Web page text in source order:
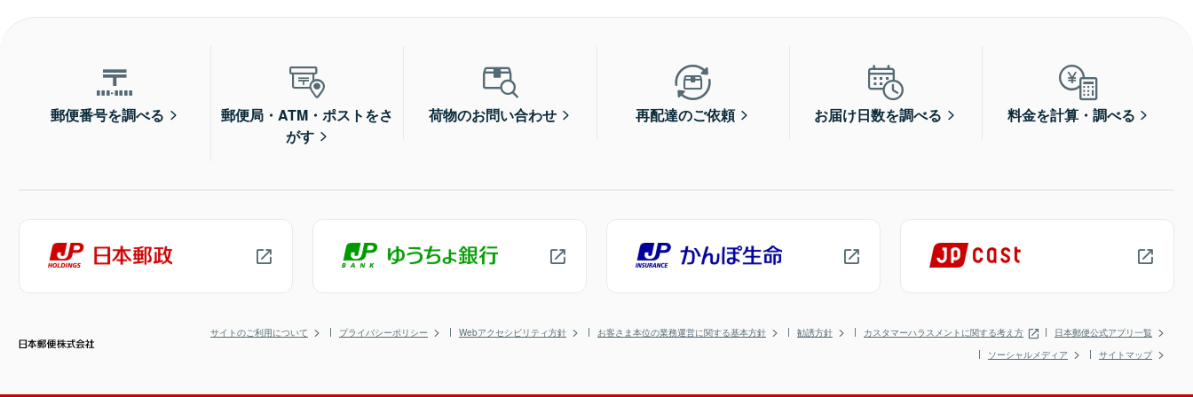
郵便番号を調べる
郵便局・ATM・ポストをさ
がす
荷物のお問い合わせ 再配達のご依頼 お届け日数を調べる 料金を計算・調べる
サイトのご利用について プライバシーポリシー Webアクセシビリティ方針 お客さま本位の業務運営に関する基本方針 勧誘方針 カスタマーハラスメントに関する考え方
日本郵便公式アプリ一覧
ソーシャルメディア
サイトマップ